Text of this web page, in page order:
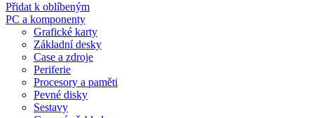
Přidat k oblíbeným
PC a komponenty
Grafické karty
Základní desky
Case a zdroje
Periferie
Procesory a paměti
Pevné disky
Sestavy